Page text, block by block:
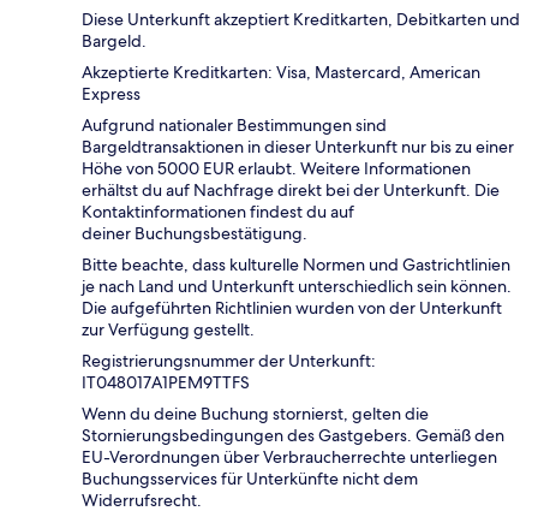
Diese Unterkunft akzeptiert Kreditkarten, Debitkarten und
Bargeld.
Akzeptierte Kreditkarten: Visa, Mastercard, American
Express
Aufgrund nationaler Bestimmungen sind
Bargeldtransaktionen in dieser Unterkunft nur bis zu einer
Höhe von 5000 EUR erlaubt. Weitere Informationen
erhältst du auf Nachfrage direkt bei der Unterkunft. Die
Kontaktinformationen findest du auf
deiner Buchungsbestätigung.
Bitte beachte, dass kulturelle Normen und Gastrichtlinien
je nach Land und Unterkunft unterschiedlich sein können.
Die aufgeführten Richtlinien wurden von der Unterkunft
zur Verfügung gestellt.
Registrierungsnummer der Unterkunft:
IT048017A1PEM9TTFS
Wenn du deine Buchung stornierst, gelten die
Stornierungsbedingungen des Gastgebers. Gemäß den
EU-Verordnungen über Verbraucherrechte unterliegen
Buchungsservices für Unterkünfte nicht dem
Widerrufsrecht.